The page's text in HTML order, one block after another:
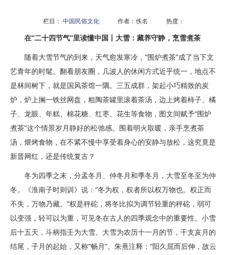
栏目： 中国民俗文化作者：佚名 热度：
在“二十四节气”里读懂中国丨大雪：藏养守静，烹雪煮茶
随着大雪节气的到来，天气愈发寒冷，“围炉煮茶”成了当下文
艺青年的时髦。翻看朋友圈，几波人的休闲方式近乎统一，地点不
是林间树下，就是国风茶馆一隅。三五成群，架起小巧精致的炭
炉，炉上搁一铁丝网盘，粗陶茶罐里滚着茶汤，边上烤着柿子、橘
子、龙眼、年糕、棉花糖、红枣、花生等食物，图文间赋予“围炉
煮茶”这个情景岁月静好的松弛感。围着明火取暖，亲手烹煮茶
汤，煨烤食物，在不紧不慢中享受着身心的安静与放松，这究竟是
新晋网红，还是传统复古？
冬为四季之末，分孟冬月、仲冬月和季冬月，大雪至冬至为仲
冬。《淮南子时则训》说：“冬为权，权者所以权万物也。权正而
不失，万物乃藏。”权是秤砣，将冬比拟为调节轻重的秤砣，弱可
以变强，轻可以为重，可见冬在古人的四季观念中的重要性。小雪
后十五天，斗柄指壬为大雪。大雪为农历十一月的节，干支亥月的
结尾，子月的起始，又称“畅月”。朱熹注释：“阳久屈而后伸，故云